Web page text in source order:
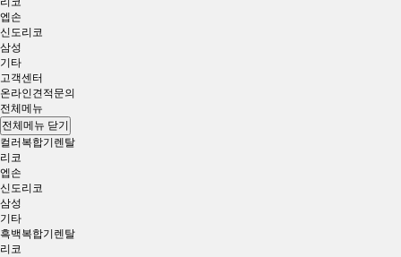
엡손
신도리코
삼성
기타
고객센터
온라인견적문의
전체메뉴
전체메뉴 닫기
컬러복합기렌탈
리코
엡손
신도리코
삼성
기타
흑백복합기렌탈
리코